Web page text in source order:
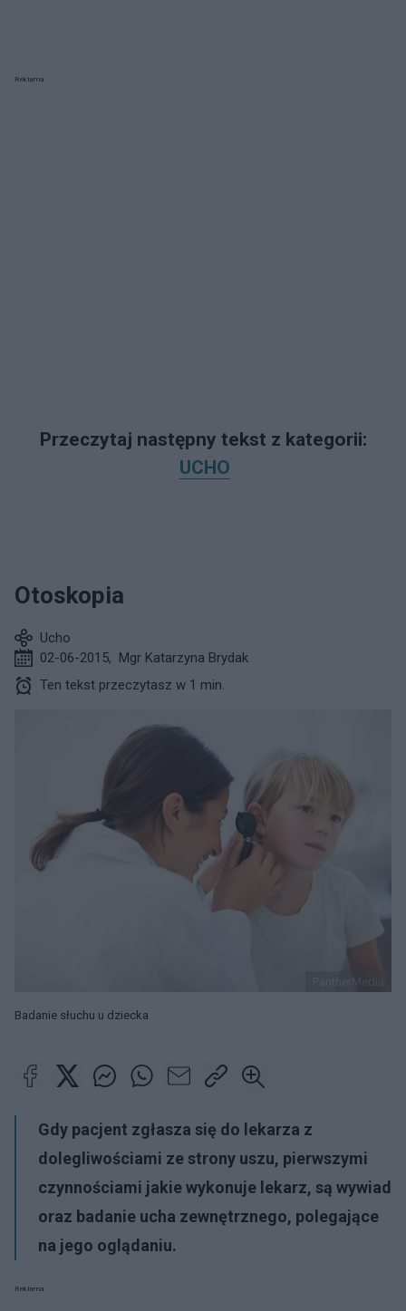
Reklama:
Przeczytaj następny tekst z kategorii:
UCHO
Otoskopia
Ucho
02-06-2015, Mgr Katarzyna Brydak
Ten tekst przeczytasz w 1 min.
Badanie słuchu u dziecka
Gdy pacjent zgłasza się do lekarza z
dolegliwościami ze strony uszu, pierwszymi
czynnościami jakie wykonuje lekarz, są wywiad
oraz badanie ucha zewnętrznego, polegające
na jego oglądaniu.
Reklama: